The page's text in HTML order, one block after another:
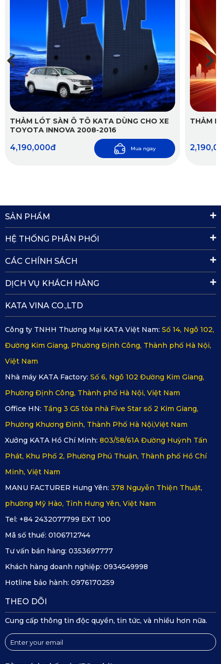
chứng nhận tiêu chuẩn Châu Âu đảm bảo sức khỏe cho
người tiêu dùng.
Thảm sàn KATA với chất liệu PVC cao cấp
Tăng tính thẩm mỹ và sang trọng
: Thảm lót sàn ô tô giúp
tạo ra không gian nội thất của xe Aston Martin Valour thêm
sang trọng và đẳng cấp. Với nhiều lựa chọn màu sắc và
kiểu dáng đa dạng, bạn có thể lựa chọn thảm lót sàn ô tô
phù hợp với phong cách của chiếc xe và cá nhân hóa nội
thất.
Thiết kế sản phẩm đẹp mắt nhưng vẫn đáp ứng được chức
THẢM LÓT SÀN Ô TÔ KATA DÙNG CHO XE
TOYOTA INNOVA 2008-2016
4,190,000đ Mua ngay
THẢM
SẢN PHẨM
HỆ THỐNG PHÂN PHỐI
CÁC CHÍNH SÁCH
DỊCH VỤ KHÁCH HÀNG
KATA VINA CO.,LTD
Công ty TNHH Thương Mại KATA Việt Nam: Số 14, Ngõ 102,
Đường Kim Giang, Phường Định Công, Thành phố Hà Nội,
Việt Nam
Nhà máy KATA Factory: Số 6, Ngõ 102 Đường Kim Giang,
Phường Định Công, Thành phố Hà Nội, Việt Nam
Office HN: Tầng 3 G5 tòa nhà Five Star số 2 Kim Giang,
Phường Khương Đình, Thành Phố Hà Nội,Việt Nam
Xưởng KATA Hồ Chí Minh: 803/58/61A Đường Huỳnh Tấn
Phát, Khu Phố 2, Phường Phú Thuận, Thành phố Hồ Chí
Minh, Việt Nam
MANU FACTURER Hưng Yên: 378 Nguyễn Thiện Thuật,
phường Mỹ Hào, Tỉnh Hưng Yên, Việt Nam
Tel: +84 2432077799 EXT 100
Mã số thuế: 0106712744
Tư vấn bán hàng: 0353697777
Khách hàng doanh nghiệp: 0934549998
Hotline bảo hành: 0976170259
THEO DÕI
Cung cấp thông tin độc quyền, tin tức, và nhiều hơn nữa.